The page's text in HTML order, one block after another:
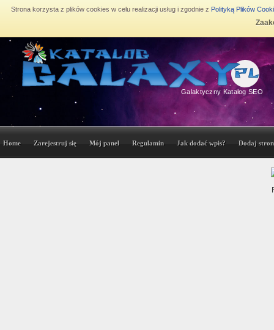
Strona korzysta z plików cookies w celu realizacji usług i zgodnie z Polityką Plików
Galaktyczny Katalog SEO
Home Zarejestruj się Mój panel Regulamin Jak dodać wpis? Dodaj